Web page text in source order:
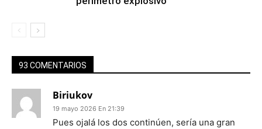
93 COMENTARIOS
Biriukov
19 mayo 2026 En 21:39
Pues ojalá los dos continúen, sería una gran